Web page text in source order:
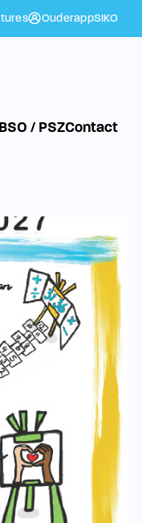
OuderappSIKO
BSO / PSZContact